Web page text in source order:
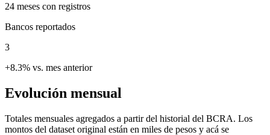
24 meses con registros
Bancos reportados
3
+8.3% vs. mes anterior
Evolución mensual
Totales mensuales agregados a partir del historial del BCRA. Los
montos del dataset original están en miles de pesos y acá se